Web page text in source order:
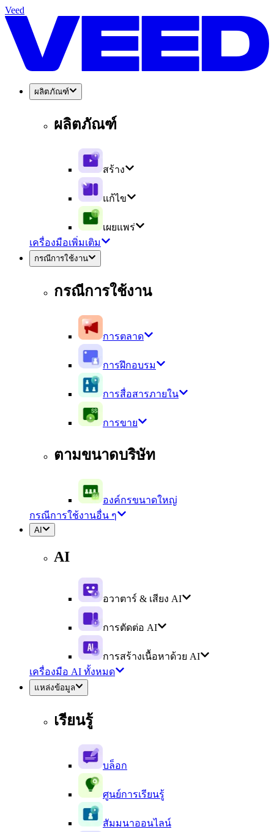
Veed
ผลิตภัณฑ์
ผลิตภัณฑ์
สร้าง
แก้ไข
เผยแพร่
เครื่องมือเพิ่มเติม
กรณีการใช้งาน
กรณีการใช้งาน
การตลาด
การฝึกอบรม
การสื่อสารภายใน
การขาย
ตามขนาดบริษัท
องค์กรขนาดใหญ่
กรณีการใช้งานอื่น ๆ
AI
AI
อวาตาร์ & เสียง AI
การตัดต่อ AI
การสร้างเนื้อหาด้วย AI
เครื่องมือ AI ทั้งหมด
แหล่งข้อมูล
เรียนรู้
บล็อก
ศูนย์การเรียนรู้
สัมมนาออนไลน์